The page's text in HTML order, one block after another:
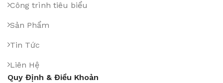
Công trình tiêu biểu
Sản Phẩm
Tin Tức
Liên Hệ
Quy Định & Điều Khoản